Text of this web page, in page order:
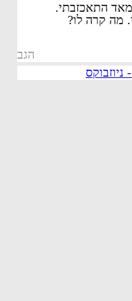
התאכזבתי.
מה קרה לו?
הגב